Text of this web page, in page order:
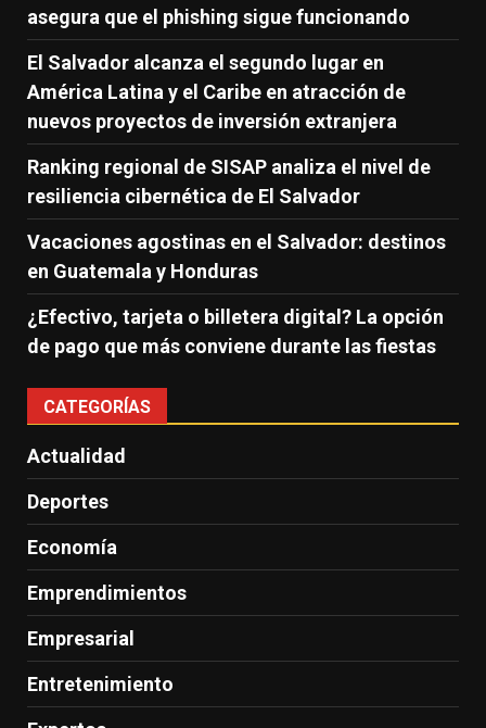
asegura que el phishing sigue funcionando
El Salvador alcanza el segundo lugar en
América Latina y el Caribe en atracción de
nuevos proyectos de inversión extranjera
Ranking regional de SISAP analiza el nivel de
resiliencia cibernética de El Salvador
Vacaciones agostinas en el Salvador: destinos
en Guatemala y Honduras
¿Efectivo, tarjeta o billetera digital? La opción
de pago que más conviene durante las fiestas
CATEGORÍAS
Actualidad
Deportes
Economía
Emprendimientos
Empresarial
Entretenimiento